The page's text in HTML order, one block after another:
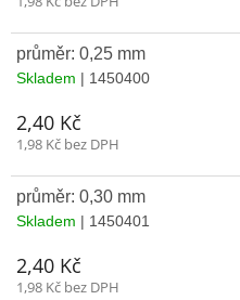
průměr: 0,25 mm
Skladem | 1450400
2,40 Kč
1,98 Kč bez DPH
průměr: 0,30 mm
Skladem | 1450401
2,40 Kč
1,98 Kč bez DPH